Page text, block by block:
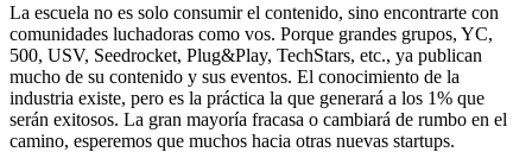
La escuela no es solo consumir el contenido, sino encontrarte con
comunidades luchadoras como vos. Porque grandes grupos, YC,
500, USV, Seedrocket, Plug&Play, TechStars, etc., ya publican
mucho de su contenido y sus eventos. El conocimiento de la
industria existe, pero es la práctica la que generará a los 1% que
serán exitosos. La gran mayoría fracasa o cambiará de rumbo en el
camino, esperemos que muchos hacia otras nuevas startups.